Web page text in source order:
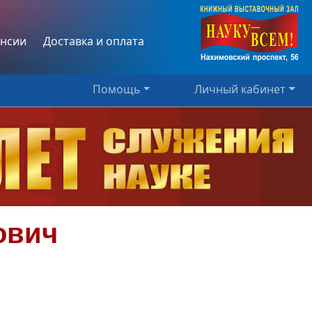
Доставка и оплата
Помощь Личный кабинет